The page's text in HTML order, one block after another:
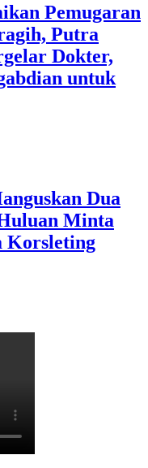
Pemugaran
Putra
Dokter,
untuk
Dua
Minta
Korsleting